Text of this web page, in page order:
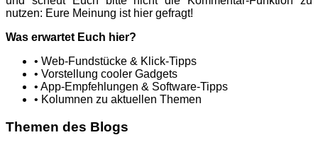
nutzen: Eure Meinung ist hier gefragt!
Was erwartet Euch hier?
• Web-Fundstücke & Klick-Tipps
• Vorstellung cooler Gadgets
• App-Empfehlungen & Software-Tipps
• Kolumnen zu aktuellen Themen
Themen des Blogs